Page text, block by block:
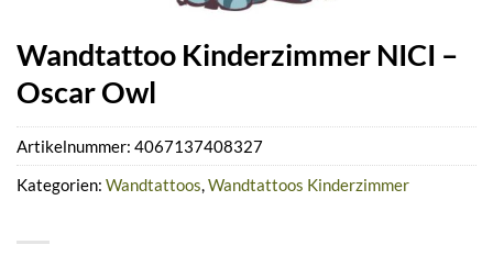
Wandtattoo Kinderzimmer NICI –
Oscar Owl
Artikelnummer: 4067137408327
Kategorien: Wandtattoos Wandtattoos Kinderzimmer